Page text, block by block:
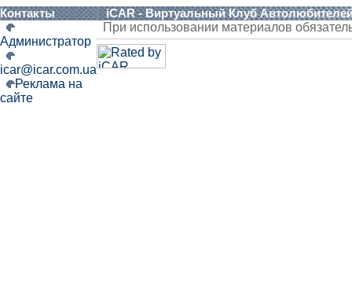
Контакты iCAR - Виртуальный Клуб
Администратор
icar@icar.com.ua
Реклама на
сайте
При использовании материалов